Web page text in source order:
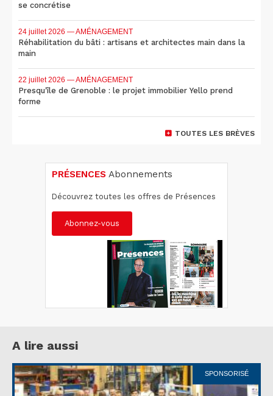
se concrétise
24 juillet 2026 — AMÉNAGEMENT
Réhabilitation du bâti : artisans et architectes main dans la
main
22 juillet 2026 — AMÉNAGEMENT
Presqu'île de Grenoble : le projet immobilier Yello prend
forme
TOUTES LES BRÈVES
PRÉSENCES Abonnements
Découvrez toutes les offres de Présences
Abonnez-vous
A lire aussi
SPONSORISÉ